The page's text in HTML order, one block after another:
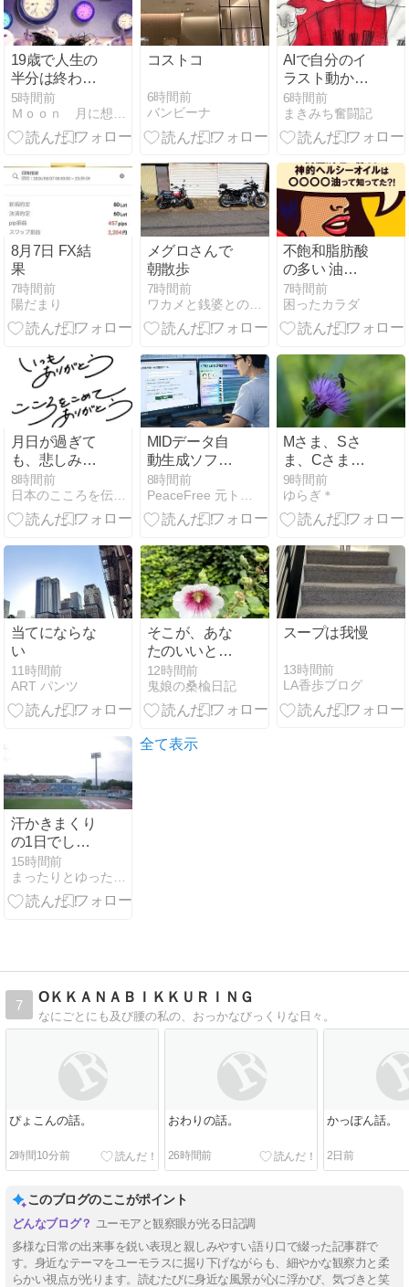
19歳で人生の
半分は終わる
らしい(-_-;)
5時間前
コストコ
6時間前
バンビーナ
AIで自分のイ
ラスト動かし
てみた
6時間前
まきみち奮闘記
8月7日 FX結
果
7時間前
陽だまり
メグロさんで
朝散歩
7時間前
ワカメと銭婆との喜怒哀楽
不飽和脂肪酸
の多い 油
TOP6 ※高温
調理に向く油
ベスト3
7時間前
困ったカラダ
月日が過ぎて
も、悲しみが
襲ってくる
8時間前
MIDデータ自
動生成ソフト
比較
8時間前
Mさま、Sさ
ま、Cさま、R
さまへ 私信
（拍手コメン
トへのお返事
9時間前
ゆらぎ＊
当てにならな
い
11時間前
ART パンツ
そこが、あな
たのいいとこ
ろ！
12時間前
鬼娘の桑楡日記
スープは我慢
13時間前
LA香歩ブログ
汗かきまくり
の1日でし
た。（ポケモ
ントートゲッ
トだぜ！）
15時間前
全て表示
7
OＫＫＡＮＡＢＩＫＫＵＲＩＮＧ
なにごとにも及び腰の私の、おっかなびっくりな日々。
ぴょこんの話。
2時間10分前
おわりの話。
26時間前
かっぽん話。
2日前
このブログのここがポイント
ユーモアと観察眼が光る日記調
多様な日常の出来事を鋭い表現と親しみやすい語り口で綴った記事群で
す。身近なテーマをユーモラスに掘り下げながらも、細やかな観察力と柔
らかい視点が光ります。読むたびに身近な風景が心に浮かび、気づきと笑